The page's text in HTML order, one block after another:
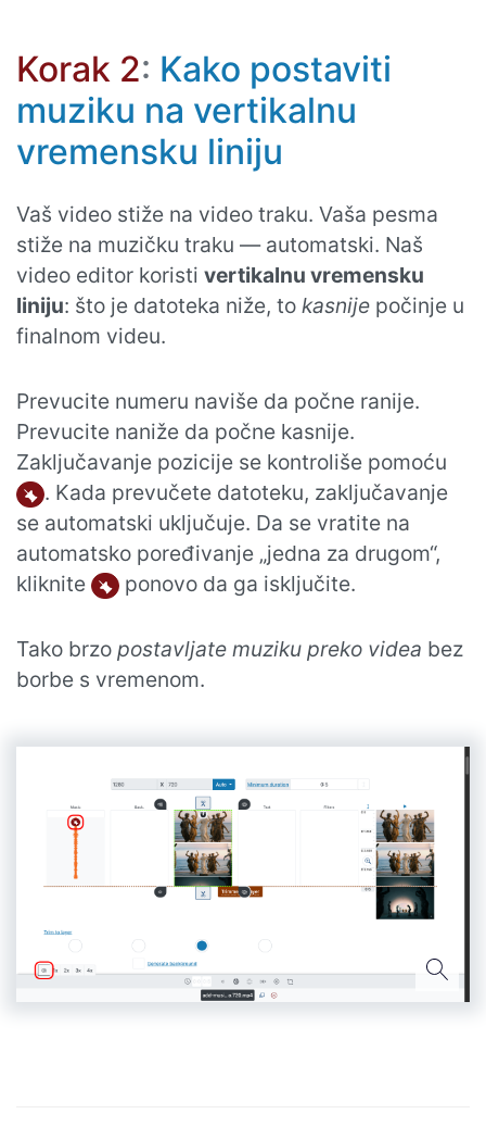
Korak 2: Kako postaviti
muziku na vertikalnu
vremensku liniju
Vaš video stiže na video traku. Vaša pesma
stiže na muzičku traku — automatski. Naš
video editor koristi vertikalnu vremensku
liniju: što je datoteka niže, to kasnije počinje u
finalnom videu.
Prevucite numeru naviše da počne ranije.
Prevucite naniže da počne kasnije.
Zaključavanje pozicije se kontroliše pomoću
. Kada prevučete datoteku, zaključavanje
se automatski uključuje. Da se vratite na
automatsko poređivanje „jedna za drugom“,
kliknite
ponovo da ga isključite.
Tako brzo postavljate muziku preko videa bez
borbe s vremenom.